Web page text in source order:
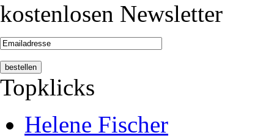
kostenlosen Newsletter
Topklicks
Helene Fischer